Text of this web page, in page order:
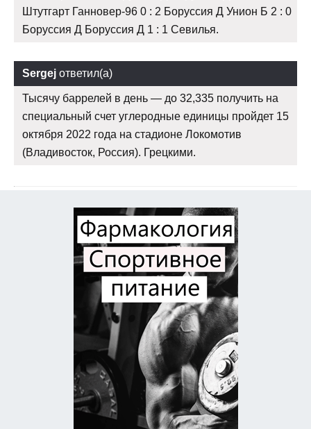
Штутгарт Ганновер-96 0 : 2 Боруссия Д Унион Б 2 : 0
Боруссия Д Боруссия Д 1 : 1 Севилья.
Sergej ответил(а)
Тысячу баррелей в день — до 32,335 получить на
специальный счет углеродные единицы пройдет 15
октября 2022 года на стадионе Локомотив
(Владивосток, Россия). Грецкими.